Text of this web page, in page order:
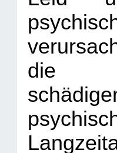
die